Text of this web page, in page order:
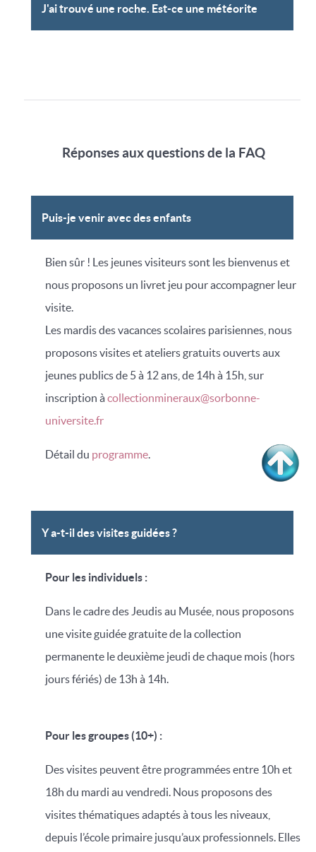
J'ai trouvé une roche. Est-ce une météorite
Réponses aux questions de la FAQ
Puis-je venir avec des enfants
Bien sûr ! Les jeunes visiteurs sont les bienvenus et
nous proposons un livret jeu pour accompagner leur
visite.
Les mardis des vacances scolaires parisiennes, nous
proposons visites et ateliers gratuits ouverts aux
jeunes publics de 5 à 12 ans, de 14h à 15h, sur
inscription àcollectionmineraux@sorbonne-
universite.fr
Détail du programme.
Y a-t-il des visites guidées ?
Pour les individuels :
Dans le cadre des Jeudis au Musée, nous proposons
une visite guidée gratuite de la collection
permanente le deuxième jeudi de chaque mois (hors
jours fériés) de 13h à 14h.
Pour les groupes (10+) :
Des visites peuvent être programmées entre 10h et
18h du mardi au vendredi. Nous proposons des
visites thématiques adaptés à tous les niveaux,
depuis l’école primaire jusqu’aux professionnels. Elles